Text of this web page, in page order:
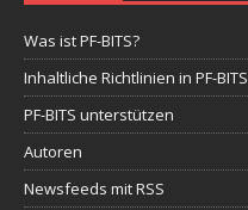
Was ist PF-BITS?
Inhaltliche Richtlinien in PF-BITS
PF-BITS unterstützen
Autoren
Newsfeeds mit RSS